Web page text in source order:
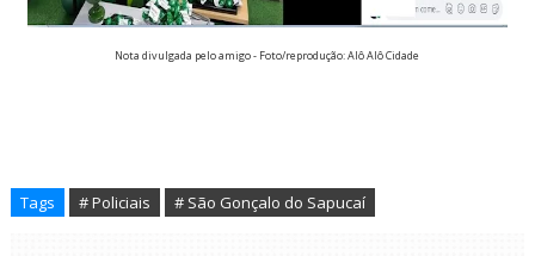
Nota divulgada pelo amigo - Foto/reprodução: Alô Alô Cidade
Tags # Policiais # São Gonçalo do Sapucaí